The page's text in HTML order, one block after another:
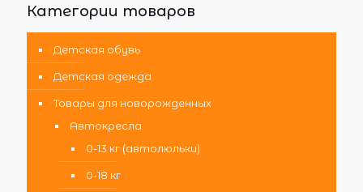
Категории товаров
Детская обувь
Детская одежда
Товары для новорожденных
Автокресла
0-13 кг (автолюльки)
0-18 кг